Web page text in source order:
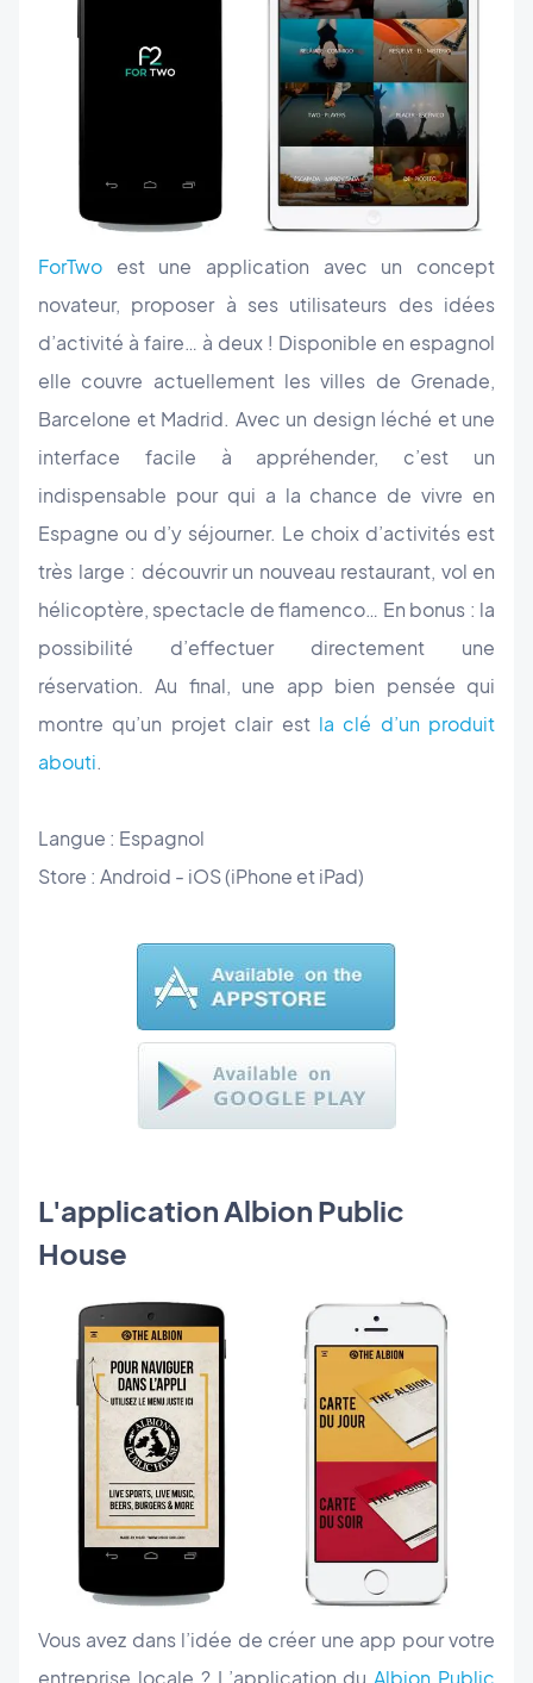
ForTwo est une application avec un concept
novateur, proposer à ses utilisateurs des idées
d’activité à faire… à deux ! Disponible en espagnol
elle couvre actuellement les villes de Grenade,
Barcelone et Madrid. Avec un design léché et une
interface facile à appréhender, c’est un
indispensable pour qui a la chance de vivre en
Espagne ou d’y séjourner. Le choix d’activités est
très large : découvrir un nouveau restaurant, vol en
hélicoptère, spectacle de flamenco… En bonus : la
possibilité d’effectuer directement une
réservation. Au final, une app bien pensée qui
montre qu’un projet clair est la clé d’un produit
abouti.
Langue : Espagnol
Store : Android - iOS (iPhone et iPad)
L'application Albion Public
House
Vous avez dans l’idée de créer une app pour votre
entreprise locale ? L’application du Albion Public